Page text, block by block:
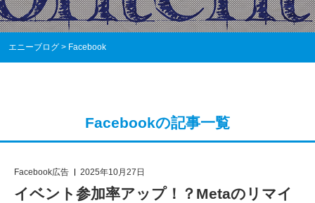
エニーブログ > Facebook
Facebookの記事一覧
Facebook広告 2025年10月27日
イベント参加率アップ！？Metaのリマイ